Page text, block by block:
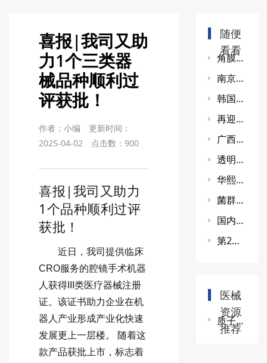
喜报|我司又助
力1个三类器
械品种顺利过
评获批！
作者：小编
更新时间：
2025-04-02
点击数： 900
喜报|我司又助力
1个品种顺利过评
获批！
近日，我司提供临床
CRO服务的腔镜手术机器
人获得III类医疗器械注册
证。该证书助力企业在机
器人产业形成产业化快速
发展更上一层楼。 随着这
款产品获批上市，标志着
随便
看看
角膜塑形镜临床研究技术研讨会
南京西格玛医学荣获金马奖
韩国REGEN 公司关于聚乳酸面部填充剂AestheFill产品致中国客户的声明
再迎喜讯！「隆越注射针」获批NMPA三类证
广西临床注册体系选哪个? 综合器械CRO西格玛医学
透明质酸钠纠正眶下凹陷启动会
华熙生物联手浙江湃肽，公开“HA-多肽”融合性抗老成分专利
菌群胶囊临床试验项目的技术研讨会
国内第7款「童颜针」正式获批
第2款进口医美“面部埋植线”成功获批
医械
资源
推荐
质子/碳离子治疗系统技术审查指导原则